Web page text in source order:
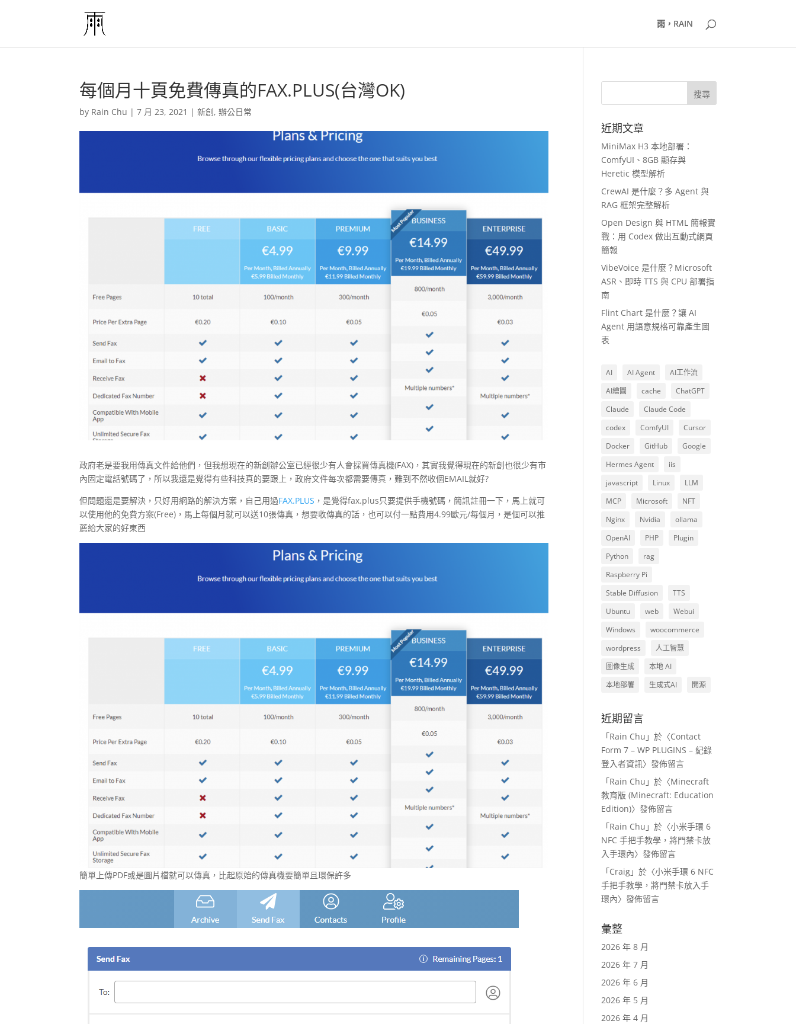
雨，RAIN
每個月十頁免費傳真的FAX.PLUS(台灣OK)
by Rain Chu |7 月 23, 2021 |新創,辦公日常
政府老是要我用傳真文件給他們，但我想現在的新創辦公室已經很少有人會採買傳真機(FAX)，其實我覺得現在的新創也很少有市
內固定電話號碼了，所以我還是覺得有些科技真的要跟上，政府文件每次都需要傳真，難到不然收個EMAIL就好?
但問題還是要解決，只好用網路的解決方案，自己用過FAX.PLUS ，是覺得fax.plus只要提供手機號碼，簡訊註冊一下，馬上就可
以使用他的免費方案(Free)，馬上每個月就可以送10張傳真，想要收傳真的話，也可以付一點費用4.99歐元/每個月，是個可以推
薦給大家的好東西
簡單上傳PDF或是圖片檔就可以傳真，比起原始的傳真機要簡單且環保許多
近期文章
MiniMax H3 本地部署：
ComfyUI、8GB 顯存與
Heretic 模型解析
CrewAI 是什麼？多 Agent 與
RAG 框架完整解析
Open Design 與 HTML 簡報實
戰：用 Codex 做出互動式網頁
簡報
VibeVoice 是什麼？Microsoft
ASR、即時 TTS 與 CPU 部署指
南
Flint Chart 是什麼？讓 AI
Agent 用語意規格可靠產生圖
表
AI AI Agent
AI工作流
AI繪圖
cache
ChatGPT
Claude
Claude Code
codex
ComfyUI
Cursor
Docker
GitHub
Google
Hermes Agent
iis
javascript
Linux
LLM
MCP
Microsoft
NFT
Nginx
Nvidia
ollama
OpenAI
PHP
Plugin
Python
rag
Raspberry Pi
Stable Diffusion
TTS
Ubuntu
web
Webui
Windows
woocommerce
wordpress
人工智慧
圖像生成
本地 AI
本地部署
生成式AI 開源
近期留言
「Rain Chu 」於〈Contact
Form 7 – WP PLUGINS – 紀錄
登入者資訊〉發佈留言
「Rain Chu 」於〈Minecraft
教育版 (Minecraft: Education
Edition)〉發佈留言
「Rain Chu 」於〈小米手環 6
NFC 手把手教學，將門禁卡放
入手環內〉發佈留言
「Craig 」於〈小米手環 6 NFC
手把手教學，將門禁卡放入手
環內〉發佈留言
彙整
2026 年 8 月
2026 年 7 月
2026 年 6 月
2026 年 5 月
2026 年 4 月